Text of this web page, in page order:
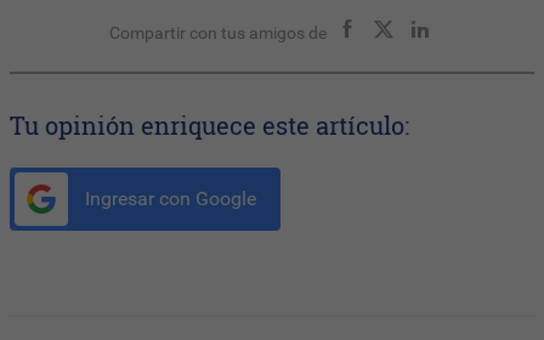
Compartir con tus amigos de
Tu opinión enriquece este artículo:
Ingresar con Google